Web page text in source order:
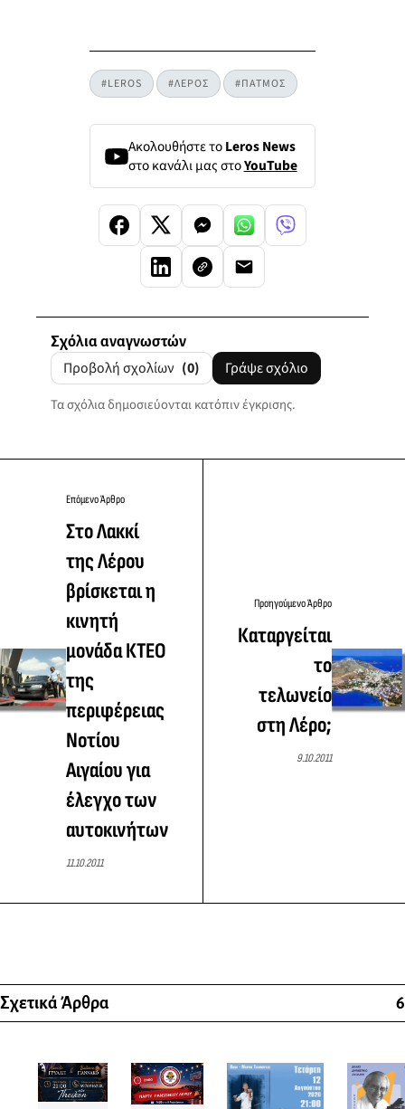
#LEROS #ΛΕΡΟΣ #ΠΑΤΜΟΣ
Ακολουθήστε τοLeros News
στο κανάλι μας στοYouTube
Σχόλια αναγνωστών
Προβολή σχολίων (0) Γράψε σχόλιο
Τα σχόλια δημοσιεύονται κατόπιν έγκρισης.
Επόμενο Άρθρο
Στο Λακκί
της Λέρου
βρίσκεται η
κινητή
μονάδα ΚΤΕΟ
της
περιφέρειας
Νοτίου
Αιγαίου για
έλεγχο των
αυτοκινήτων
11.10.2011
Προηγούμενο Άρθρο
Καταργείται
το
τελωνείο
στη Λέρο;
9.10.2011
Σχετικά Άρθρα 6